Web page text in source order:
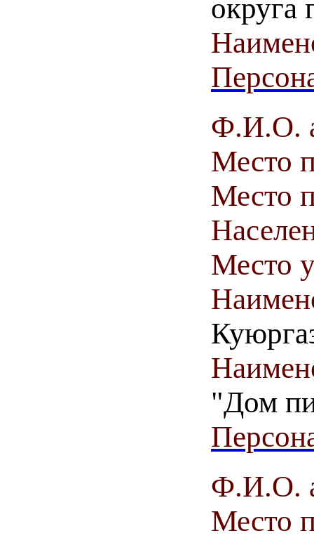
округа
Ф.И.О.
Место
Место
Место
"Дом
Ф.И.О.
Место